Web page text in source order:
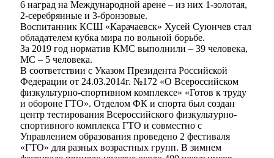
6 наград на Международной арене – из них 1-золотая,
2-серебрянные и 3-бронзовые.
Воспитанник КСШ «Карачаевск» Хусей Суюнчев стал
обладателем кубка мира по вольной борьбе.
За 2019 год норматив КМС выполнили – 39 человека,
МС – 5 человека.
В соответствии с Указом Президента Российской
Федерации от 24.03.2014г. №172 «О Всероссийском
физкультурно-спортивном комплексе» «Готов к труду
и обороне ГТО». Отделом ФК и спорта был создан
центр тестирования Всероссийского физкультурно-
спортивного комплекса ГТО и совместно с
Управлением образования проведено 2 фестиваля
«ГТО» для разных возрастных групп. В зимнем